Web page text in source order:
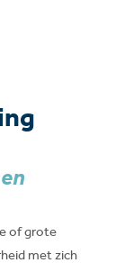
of grote
met zich